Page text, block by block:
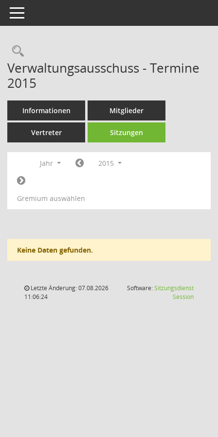
Toggle navigation
Rechercheauswahl
Verwaltungsausschuss - Termine
2015
Informationen Mitglieder
Vertreter Sitzungen
Jahr 2015
Gremium auswählen
Keine Daten gefunden.
Letzte Änderung: 07.08.2026
11:06:24
Software:Sitzungsdienst
Session(Wird in